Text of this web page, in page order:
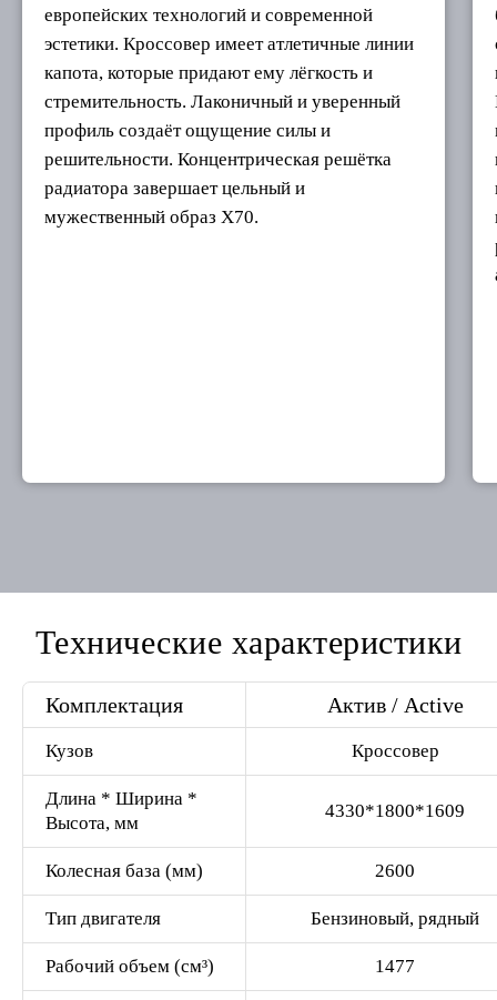
европейских технологий и современной
эстетики. Кроссовер имеет атлетичные линии
капота, которые придают ему лёгкость и
стремительность. Лаконичный и уверенный
профиль создаёт ощущение силы и
решительности. Концентрическая решётка
радиатора завершает цельный и
мужественный образ Х70.
Технические характеристики
Комплектация Актив / Active
Кузов Кроссовер
Длина * Ширина *
Высота, мм
4330*1800*1609
Колесная база (мм) 2600
Тип двигателя Бензиновый, рядный
Рабочий объем (см³) 1477